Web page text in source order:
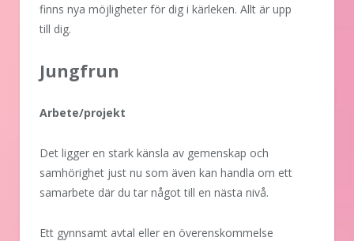
finns nya möjligheter för dig i kärleken. Allt är upp
till dig.
Jungfrun
Arbete/projekt
Det ligger en stark känsla av gemenskap och
samhörighet just nu som även kan handla om ett
samarbete där du tar något till en nästa nivå.
Ett gynnsamt avtal eller en överenskommelse